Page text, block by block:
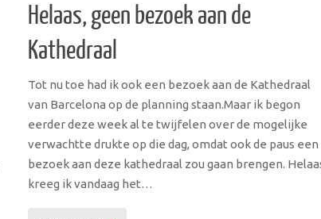
Helaas, geen bezoek aan de
Kathedraal
Tot nu toe had ik ook een bezoek aan de Kathedraal
van Barcelona op de planning staan.Maar ik begon
eerder deze week al te twijfelen over de mogelijke
verwachtte drukte op die dag, omdat ook de paus een
bezoek aan deze kathedraal zou gaan brengen.
kreeg ik vandaag het…